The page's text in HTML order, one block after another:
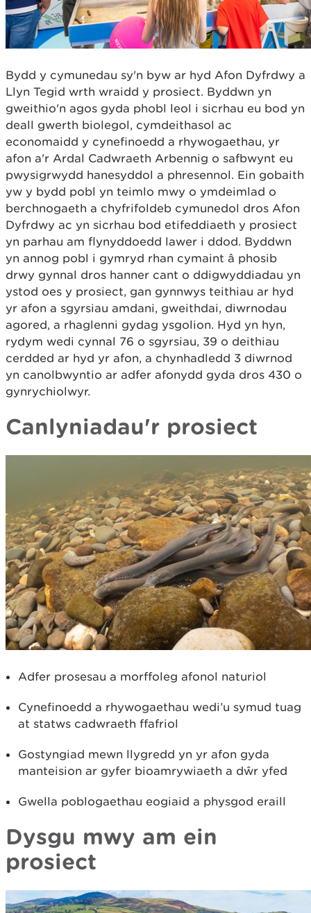
Bydd y cymunedau sy'n byw ar hyd Afon Dyfrdwy a
Llyn Tegid wrth wraidd y prosiect. Byddwn yn
gweithio'n agos gyda phobl leol i sicrhau eu bod yn
deall gwerth biolegol, cymdeithasol ac
economaidd y cynefinoedd a rhywogaethau, yr
afon a'r Ardal Cadwraeth Arbennig o safbwynt eu
pwysigrwydd hanesyddol a phresennol. Ein gobaith
yw y bydd pobl yn teimlo mwy o ymdeimlad o
berchnogaeth a chyfrifoldeb cymunedol dros Afon
Dyfrdwy ac yn sicrhau bod etifeddiaeth y prosiect
yn parhau am flynyddoedd lawer i ddod. Byddwn
yn annog pobl i gymryd rhan cymaint â phosib
drwy gynnal dros hanner cant o ddigwyddiadau yn
ystod oes y prosiect, gan gynnwys teithiau ar hyd
yr afon a sgyrsiau amdani, gweithdai, diwrnodau
agored, a rhaglenni gydag ysgolion. Hyd yn hyn,
rydym wedi cynnal 76 o sgyrsiau, 39 o deithiau
cerdded ar hyd yr afon, a chynhadledd 3 diwrnod
yn canolbwyntio ar adfer afonydd gyda dros 430 o
gynrychiolwyr.
Canlyniadau'r prosiect
Adfer prosesau a morffoleg afonol naturiol
Cynefinoedd a rhywogaethau wedi’u symud tuag
at statws cadwraeth ffafriol
Gostyngiad mewn llygredd yn yr afon gyda
manteision ar gyfer bioamrywiaeth a dŵr yfed
Gwella poblogaethau eogiaid a physgod eraill
Dysgu mwy am ein
prosiect